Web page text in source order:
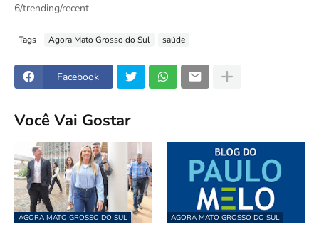
6/trending/recent
Tags Agora Mato Grosso do Sul saúde
Facebook
Você Vai Gostar
AGORA MATO GROSSO DO SUL AGORA MATO GROSSO DO SUL